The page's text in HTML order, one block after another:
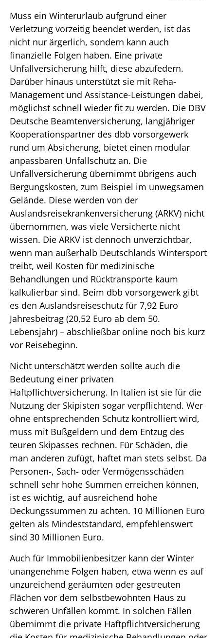
Muss ein Winterurlaub aufgrund einer
Verletzung vorzeitig beendet werden, ist das
nicht nur ärgerlich, sondern kann auch
finanzielle Folgen haben. Eine private
Unfallversicherung hilft, diese abzufedern.
Darüber hinaus unterstützt sie mit Reha-
Management und Assistance-Leistungen dabei,
möglichst schnell wieder fit zu werden. Die DBV
Deutsche Beamtenversicherung, langjähriger
Kooperationspartner des dbb vorsorgewerk
rund um Absicherung, bietet einen modular
anpassbaren Unfallschutz an. Die
Unfallversicherung übernimmt übrigens auch
Bergungskosten, zum Beispiel im unwegsamen
Gelände. Diese werden von der
Auslandsreisekrankenversicherung (ARKV) nicht
übernommen, was viele Versicherte nicht
wissen. Die ARKV ist dennoch unverzichtbar,
wenn man außerhalb Deutschlands Wintersport
treibt, weil Kosten für medizinische
Behandlungen und Rücktransporte kaum
kalkulierbar sind. Beim dbb vorsorgewerk gibt
es den Auslandsreiseschutz für 7,92 Euro
Jahresbeitrag (20,52 Euro ab dem 50.
Lebensjahr) – abschließbar online noch bis kurz
vor Reisebeginn.
Nicht unterschätzt werden sollte auch die
Bedeutung einer privaten
Haftpflichtversicherung. In Italien ist sie für die
Nutzung der Skipisten sogar verpflichtend. Wer
ohne entsprechenden Schutz kontrolliert wird,
muss mit Bußgeldern und dem Entzug des
teuren Skipasses rechnen. Für Schäden, die
man anderen zufügt, haftet man stets selbst. Da
Personen-, Sach- oder Vermögensschäden
schnell sehr hohe Summen erreichen können,
ist es wichtig, auf ausreichend hohe
Deckungssummen zu achten. 10 Millionen Euro
gelten als Mindeststandard, empfehlenswert
sind 30 Millionen Euro.
Auch für Immobilienbesitzer kann der Winter
unangenehme Folgen haben, etwa wenn es auf
unzureichend geräumten oder gestreuten
Flächen vor dem selbstbewohnten Haus zu
schweren Unfällen kommt. In solchen Fällen
übernimmt die private Haftpflichtversicherung